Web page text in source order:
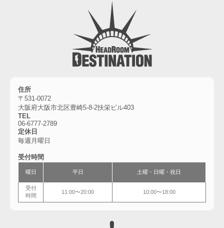
住所
〒531-0072
大阪府大阪市北区豊崎5-8-2扶栄ビル403
TEL
06-6777-2789
定休日
毎週月曜日
受付時間
曜日 平日 土曜・ 日曜・祝日
受付
時間
11:00〜20:00 10:00〜18:00